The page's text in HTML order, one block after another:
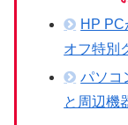
HP
オフ特別
パソコ
と周辺機